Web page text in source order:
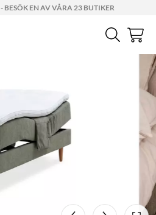
BESÖK EN AV VÅRA 23 BUTIKER